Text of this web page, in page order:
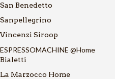
San Benedetto
Sanpellegrino
Vincenzi Siroop
ESPRESSOMACHINE @Home
Bialetti
La Marzocco Home